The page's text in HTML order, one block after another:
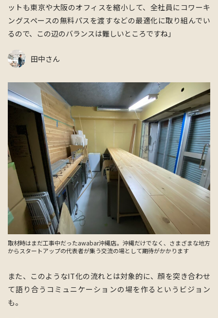
ットも東京や⼤阪のオフィスを縮⼩して、全社員にコワーキ
ングスペースの無料パスを渡すなどの最適化に取り組んでい
るので、この辺のバランスは難しいところですね」
田中さん
取材時はまだ工事中だったawabar沖縄店。沖縄だけでなく、さまざまな地方
からスタートアップの代表者が集う交流の場として期待がかかります
また、このようなIT化の流れとは対象的に、顔を突き合わせ
て語り合うコミュニケーションの場を作るというビジョン
も。